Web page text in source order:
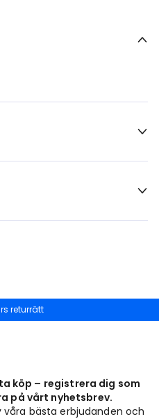
returrätt
köp – registrera dig som
på vårt nyhetsbrev.
bästa erbjudanden och